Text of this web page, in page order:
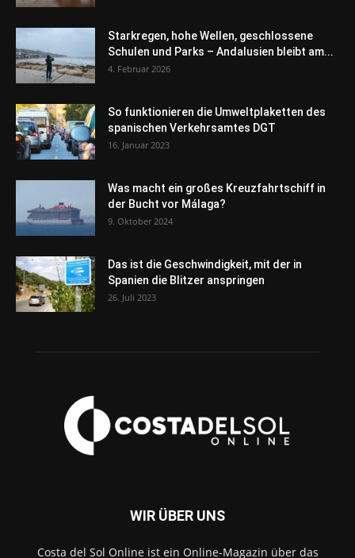
Starkregen, hohe Wellen, geschlossene
Schulen und Parks – Andalusien bleibt am...
4. Februar 2026
So funktionieren die Umweltplaketten des
spanischen Verkehrsamtes DGT
16. Januar 2023
Was macht ein großes Kreuzfahrtschiff in
der Bucht vor Málaga?
9. Oktober 2024
Das ist die Geschwindigkeit, mit der in
Spanien die Blitzer anspringen
26. Juli 2023
WIR ÜBER UNS
Costa del Sol Online ist ein Online-Magazin über das